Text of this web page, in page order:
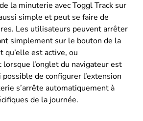
la minuterie avec Toggl Track sur
simple et peut se faire de
Les utilisateurs peuvent arrêter
simplement sur le bouton de la
qu’elle est active, ou
l’onglet du navigateur est
de configurer l’extension
s’arrête automatiquement à
de la journée.